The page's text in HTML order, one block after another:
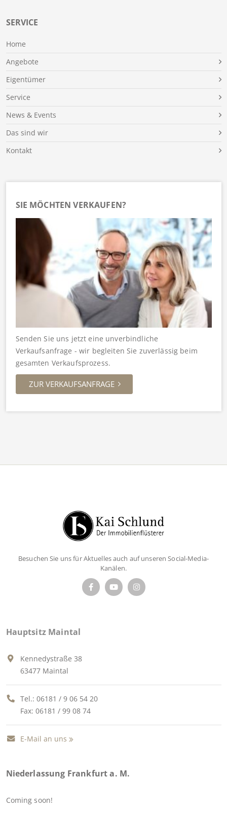
SERVICE
Home
Angebote
Eigentümer
Service
News & Events
Das sind wir
Kontakt
SIE MÖCHTEN VERKAUFEN?
Senden Sie uns jetzt eine unverbindliche
Verkaufsanfrage - wir begleiten Sie zuverlässig beim
gesamten Verkaufsprozess.
ZUR VERKAUFSANFRAGE
Besuchen Sie uns für Aktuelles auch auf unseren Social-Media-
Kanälen.
Hauptsitz Maintal
Kennedystraße 38
63477 Maintal
Tel.: 06181 / 9 06 54 20
Fax: 06181 / 99 08 74
E-Mail an uns
Niederlassung Frankfurt a. M.
Coming soon!